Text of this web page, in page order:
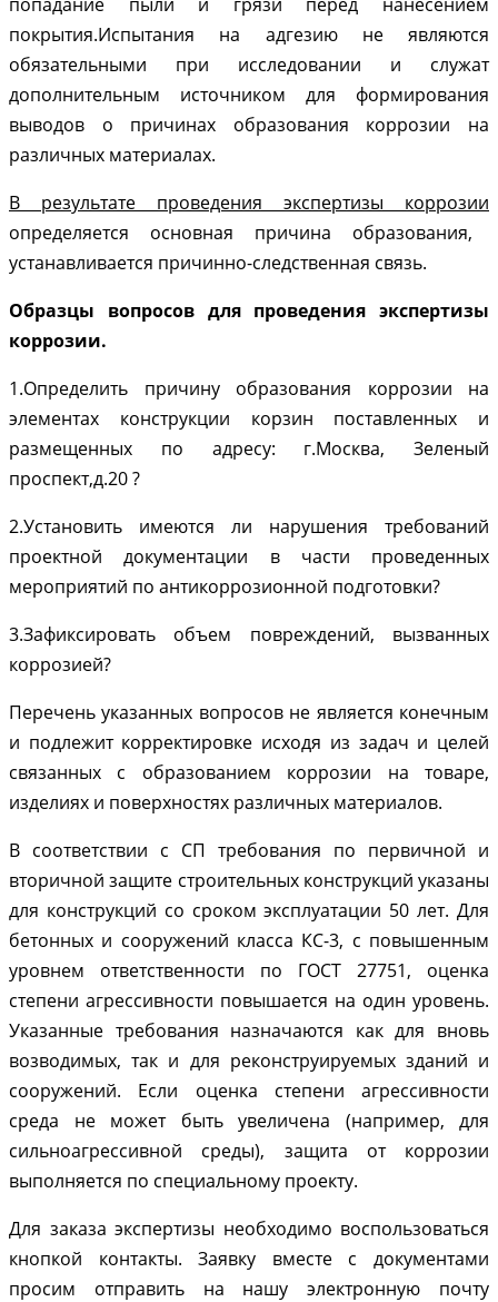
покрытия.Испытания на адгезию не являются
обязательными при исследовании и служат
дополнительным источником для формирования
выводов о причинах образования коррозии на
различных материалах.
В результате проведения экспертизы коррозии
определяется основная причина образования,
устанавливается причинно-следственная связь.
Образцы вопросов для проведения экспертизы
коррозии.
1.Определить причину образования коррозии на
элементах конструкции корзин поставленных и
размещенных по адресу: г.Москва, Зеленый
проспект,д.20 ?
2.Установить имеются ли нарушения требований
проектной документации в части проведенных
мероприятий по антикоррозионной подготовки?
3.Зафиксировать объем повреждений, вызванных
коррозией?
Перечень указанных вопросов не является конечным
и подлежит корректировке исходя из задач и целей
связанных с образованием коррозии на товаре,
изделиях и поверхностях различных материалов.
В соответствии с СП требования по первичной и
вторичной защите строительных конструкций указаны
для конструкций со сроком эксплуатации 50 лет. Для
бетонных и сооружений класса КС-3, с повышенным
уровнем ответственности по ГОСТ 27751, оценка
степени агрессивности повышается на один уровень.
Указанные требования назначаются как для вновь
возводимых, так и для реконструируемых зданий и
сооружений. Если оценка степени агрессивности
среда не может быть увеличена (например, для
сильноагрессивной среды), защита от коррозии
выполняется по специальному проекту.
Для заказа экспертизы необходимо воспользоваться
кнопкой контакты. Заявку вместе с документами
просим отправить на нашу электронную почту